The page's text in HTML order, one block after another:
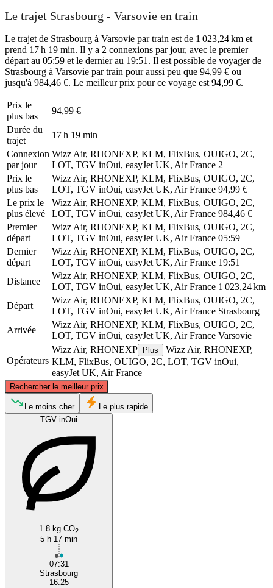
Le trajet Strasbourg - Varsovie en train
Le trajet de Strasbourg à Varsovie par train est de 1 023,24 km et
prend 17 h 19 min. Il y a 2 connexions par jour, avec le premier
départ au 05:59 et le dernier au 19:51. Il est possible de voyager de
Strasbourg à Varsovie par train pour aussi peu que 94,99 € ou
jusqu'à 984,46 €. Le meilleur prix pour ce voyage est 94,99 €.
Prix ​​le
plus bas
94,99 €
Durée du
trajet
17 h 19 min
Connexion
par jour
Wizz Air, RHONEXP, KLM, FlixBus, OUIGO, 2C,
LOT, TGV inOui, easyJet UK, Air France 2
Prix ​​le
plus bas
Wizz Air, RHONEXP, KLM, FlixBus, OUIGO, 2C,
LOT, TGV inOui, easyJet UK, Air France 94,99 €
Le prix le
plus élevé
Wizz Air, RHONEXP, KLM, FlixBus, OUIGO, 2C,
LOT, TGV inOui, easyJet UK, Air France 984,46 €
Premier
départ
Wizz Air, RHONEXP, KLM, FlixBus, OUIGO, 2C,
LOT, TGV inOui, easyJet UK, Air France 05:59
Dernier
départ
Wizz Air, RHONEXP, KLM, FlixBus, OUIGO, 2C,
LOT, TGV inOui, easyJet UK, Air France 19:51
Distance
Wizz Air, RHONEXP, KLM, FlixBus, OUIGO, 2C,
LOT, TGV inOui, easyJet UK, Air France 1 023,24 km
Départ
Wizz Air, RHONEXP, KLM, FlixBus, OUIGO, 2C,
LOT, TGV inOui, easyJet UK, Air France Strasbourg
Arrivée
Wizz Air, RHONEXP, KLM, FlixBus, OUIGO, 2C,
LOT, TGV inOui, easyJet UK, Air France Varsovie
Opérateurs
Wizz Air, RHONEXP Plus
Wizz Air, RHONEXP,
KLM, FlixBus, OUIGO, 2C, LOT, TGV inOui,
easyJet UK, Air France
Rechercher le meilleur prix
Strasbourg
©
Le moins cher
Le plus rapide
TGV inOui
1.8 kg CO2
5 h 17 min
07:31
Strasbourg
16:25